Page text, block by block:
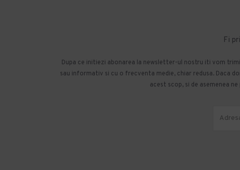
Fi
Dupa ce initiezi abonarea la newsletter-ul nostru iti vom
sau informativ si cu o frecventa medie, chiar redusa. Daca
acest scop, si de asemenea